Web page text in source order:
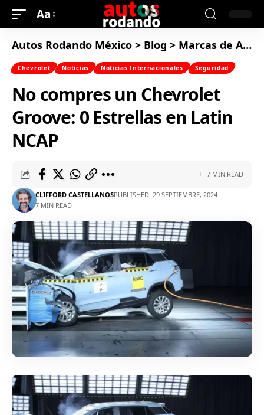
Aa
Autos Rodando México > Blog > Marcas de Autos
Chevrolet Noticias Noticias Internacionales Seguridad
No compres un Chevrolet
Groove: 0 Estrellas en Latin
NCAP
CLIFFORD CASTELLANOSPUBLISHED: 29 SEPTIEMBRE, 2024
7 MIN READ
7 MIN READ